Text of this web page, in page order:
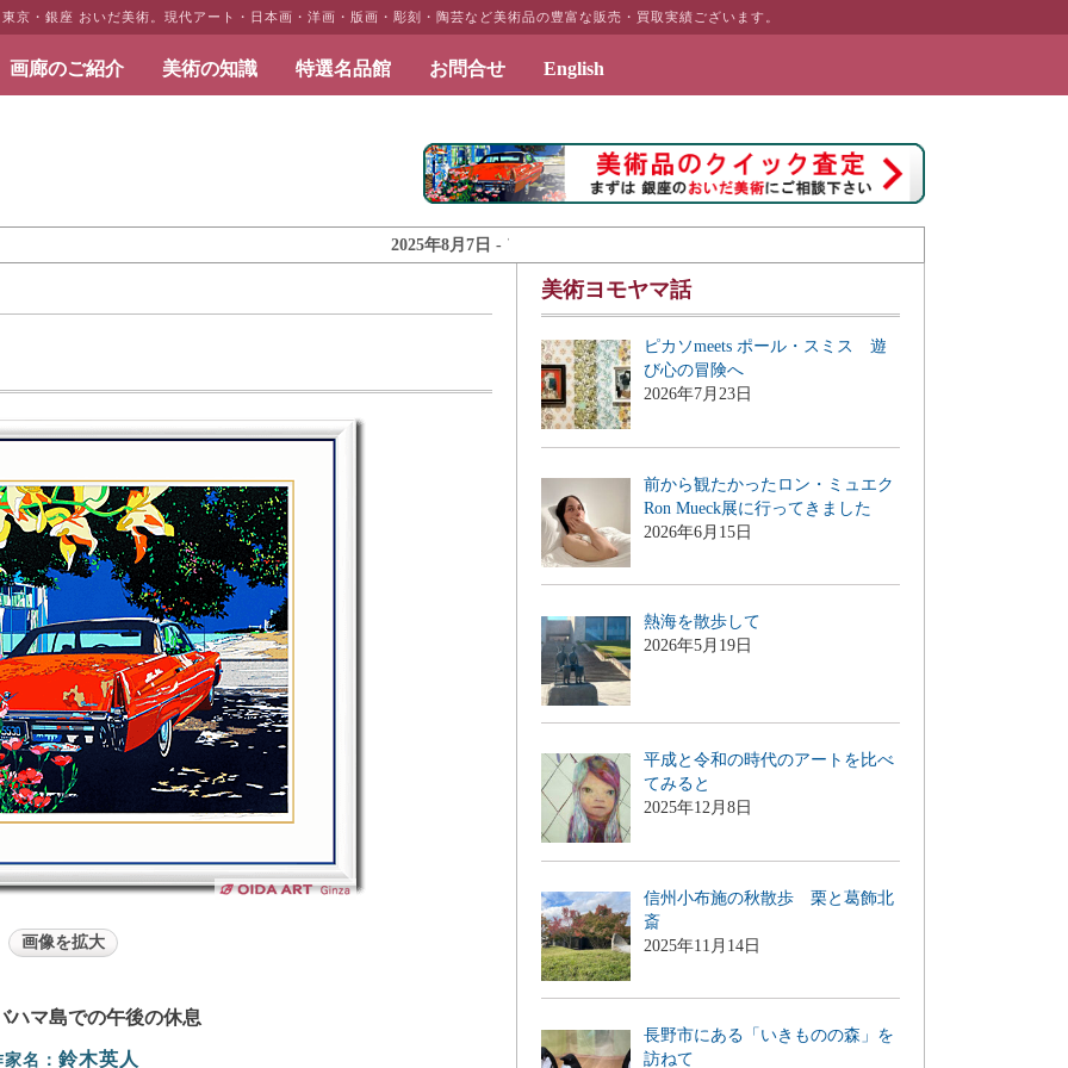
京・銀座 おいだ美術。現代アート・日本画・洋画・版画・彫刻・陶芸など美術品の豊富な販売・買取実績ございます。
画廊のご紹介 美術の知識 特選名品館 お問合せ English
美術
2025年8月7日 - アートとインテリアのギャラリーページ「絵画のある暮らしを」を公開致しました
画像を拡大
ハマ島での午後の休息
家名： 鈴木英人
美術ヨモヤマ話
ピカソmeets ポール・スミス 遊
び心の冒険へ
2026年7月23日
前から観たかったロン・ミュエク
Ron Mueck展に行ってきました
2026年6月15日
熱海を散歩して
2026年5月19日
平成と令和の時代のアートを比べ
てみると
2025年12月8日
信州小布施の秋散歩 栗と葛飾北
斎
2025年11月14日
長野市にある「いきものの森」を
訪ねて